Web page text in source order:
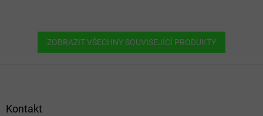
ZOBRAZIT VŠECHNY SOUVISEJÍCÍ PRODUKTY
Kontakt